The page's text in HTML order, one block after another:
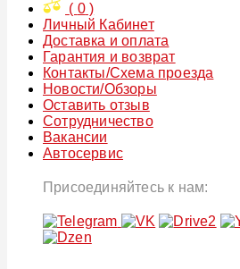
( 0)
Личный Кабинет
Доставка и оплата
Гарантия и возврат
Контакты/Схема проезда
Новости/Обзоры
Оставить отзыв
Сотрудничество
Вакансии
Автосервис
Присоединяйтесь к нам: